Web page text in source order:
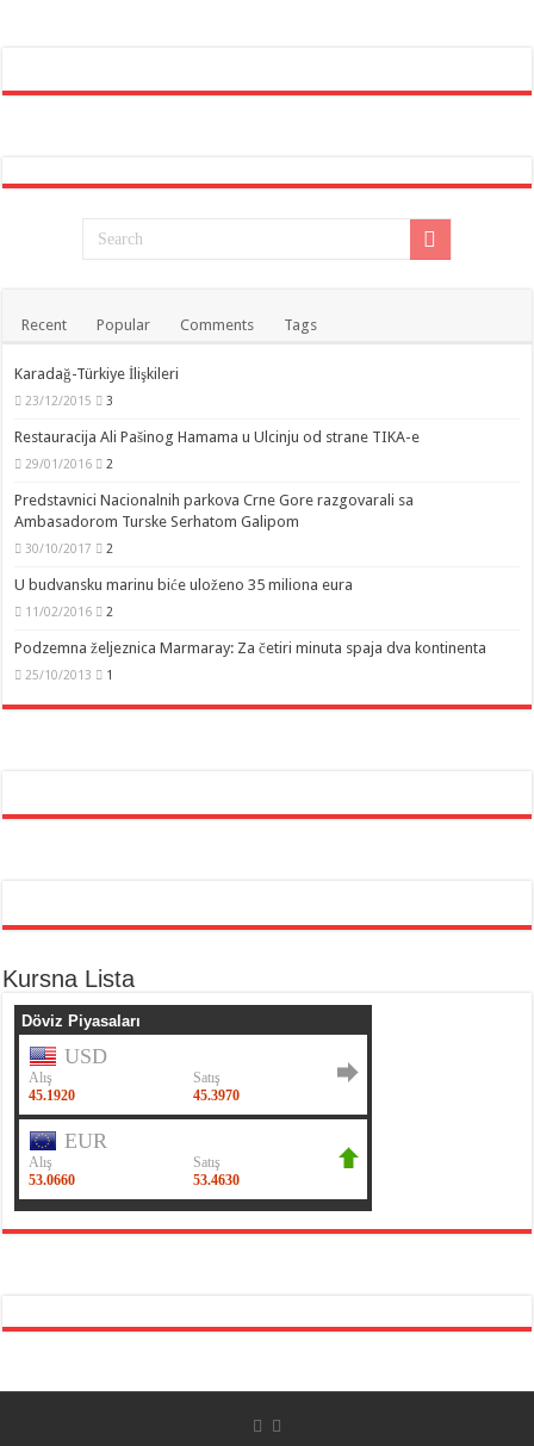
Recent Popular Comments Tags
Karadağ-Türkiye İlişkileri
23/12/2015 3
Restauracija Ali Pašinog Hamama u Ulcinju od strane TIKA-e
29/01/2016 2
Predstavnici Nacionalnih parkova Crne Gore razgovarali sa
Ambasadorom Turske Serhatom Galipom
30/10/2017 2
U budvansku marinu biće uloženo 35 miliona eura
11/02/2016 2
Podzemna željeznica Marmaray: Za četiri minuta spaja dva kontinenta
25/10/2013 1
Kursna Lista